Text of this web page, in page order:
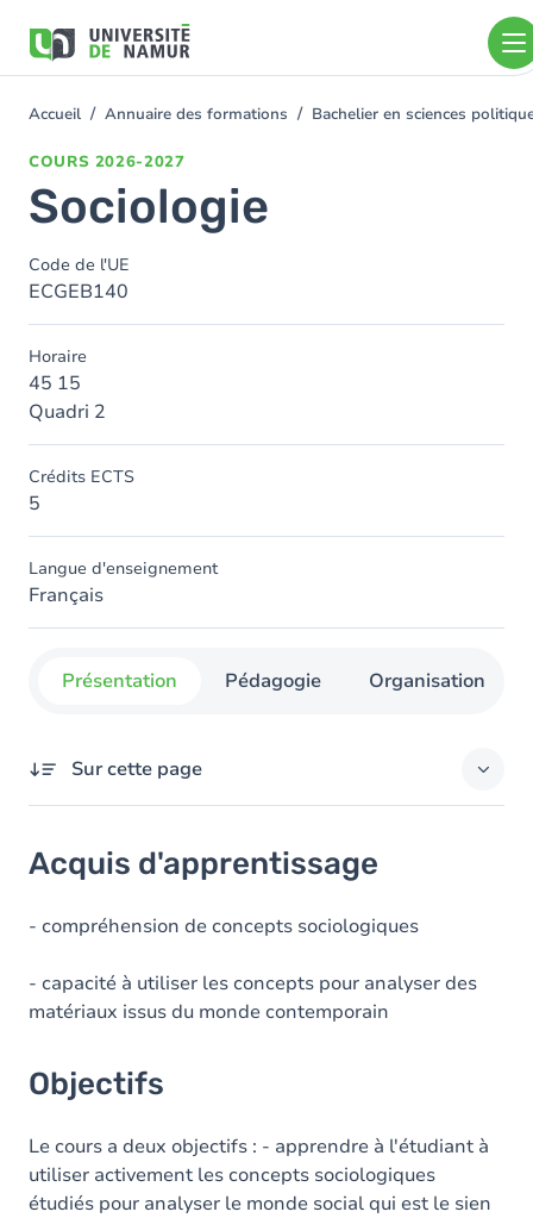
contenu
You
Accueil Annuaire des formations Bachelier en sciences
COURS 2026-2027
Sociologie
Code de l'UE
ECGEB140
Horaire
45 15
Quadri 2
Crédits ECTS
5
Langue d'enseignement
Français
Présentation Pédagogie Organisation
Sur cette page
Objectifs
Contenu
Exercices
Acquis d'apprentissage
- compréhension de concepts sociologiques
- capacité à utiliser les concepts pour analyser des
matériaux issus du monde contemporain
Objectifs
Le cours a deux objectifs : - apprendre à l'étudiant à
utiliser activement les concepts sociologiques
étudiés pour analyser le monde social qui est le sien